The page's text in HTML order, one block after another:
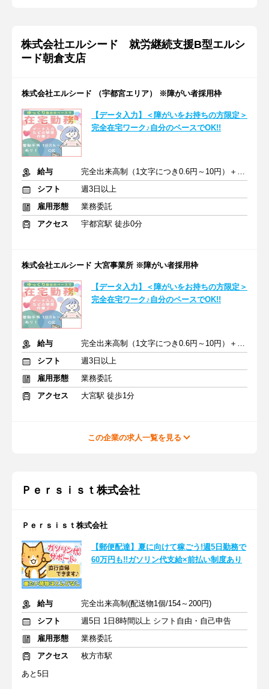
株式会社エルシード 就労継続支援B型エルシ
ード朝倉支店
株式会社エルシード （宇都宮エリア） ※障がい者採用枠
【データ入力】＜障がいをお持ちの方限定＞
完全在宅ワーク♪自分のペースでOK!!
給与
完全出来高制（1文字につき0.6円～10円）＋皆勤手当
シフト
週3日以上
雇用形態
業務委託
アクセス
宇都宮駅 徒歩0分
株式会社エルシード 大宮事業所 ※障がい者採用枠
【データ入力】＜障がいをお持ちの方限定＞
完全在宅ワーク♪自分のペースでOK!!
給与
完全出来高制（1文字につき0.6円～10円）＋皆勤手当
シフト
週3日以上
雇用形態
業務委託
アクセス
大宮駅 徒歩1分
この企業の求人一覧を見る
Ｐｅｒｓｉｓｔ株式会社
Ｐｅｒｓｉｓｔ株式会社
【郵便配達】夏に向けて稼ごう!週5日勤務で
60万円も!!ガソリン代支給×前払い制度あり
給与
完全出来高制(配送物1個/154～200円)
シフト
週5日 1日8時間以上 シフト自由・自己申告
雇用形態
業務委託
アクセス
枚方市駅
あと5日